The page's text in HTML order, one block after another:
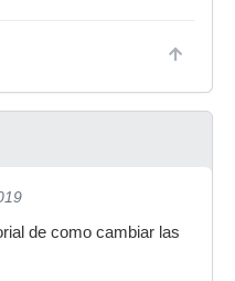
de como cambiar las